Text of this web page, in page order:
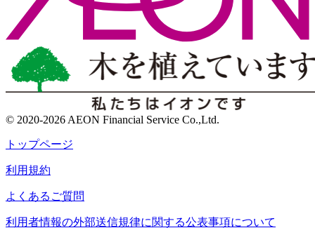
© 2020-2026 AEON Financial Service Co.,Ltd.
トップページ
利用規約
よくあるご質問
利用者情報の外部送信規律に関する公表事項について